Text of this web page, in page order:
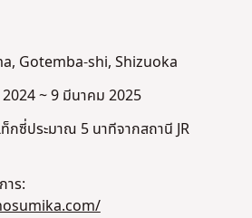
Gotemba-shi, Shizuoka
2024 ~ 9 มีนาคม 2025
กซี่ประมาณ 5 นาทีจากสถานี JR
าร: